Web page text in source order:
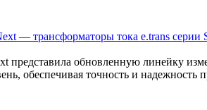
— трансформаторы тока e.trans серии
представила обновленную линейку
обеспечивая точность и